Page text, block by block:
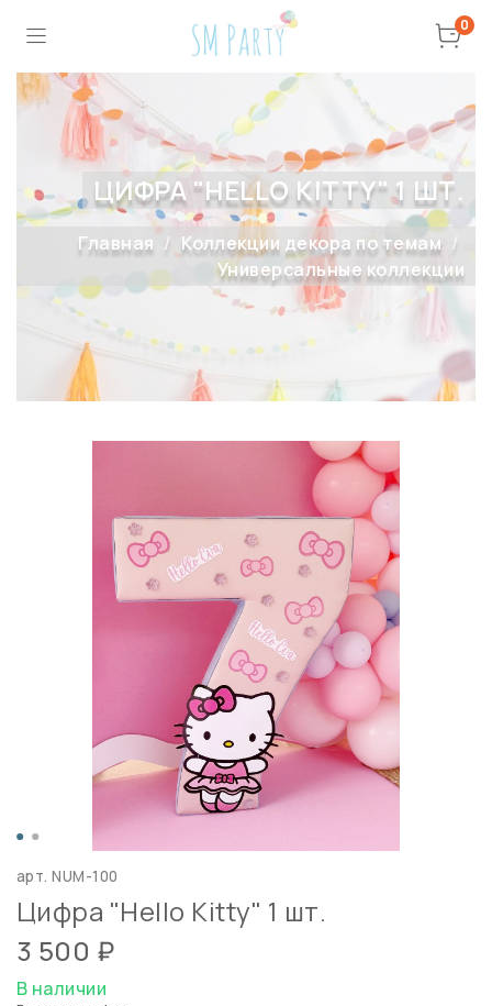
0
ЦИФРА "HELLO KITTY" 1 ШТ.
Главная
Коллекции декора по темам
Универсальные коллекции
арт.NUM-100
Цифра "Hello Kitty" 1 шт.
3 500 ₽
В наличии